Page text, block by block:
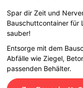
Spar dir Zeit und
Bauschuttcontainer für
sauber!
Entsorge mit dem
Abfälle wie Ziegel,
passenden Behälter.